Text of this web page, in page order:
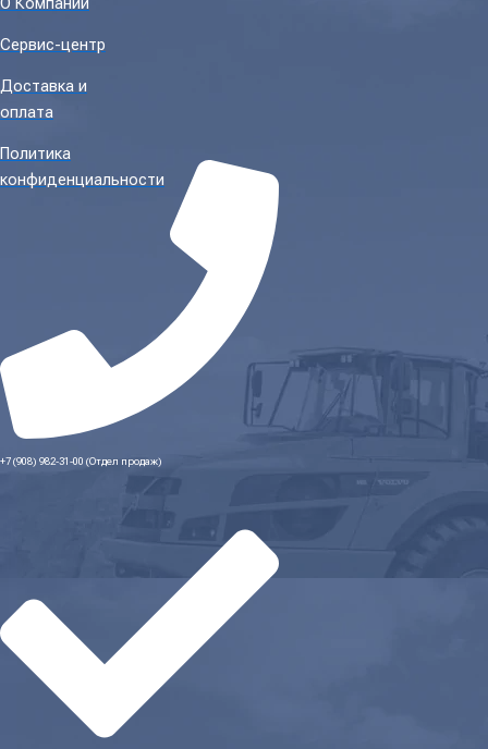
Сервис-центр
Доставка и
оплата
Политика
конфиденциальности
+7 (908) 982-31-00 (Отдел продаж)